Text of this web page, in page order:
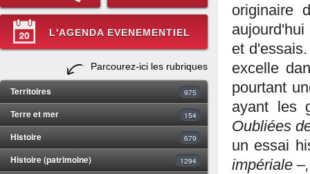
L'AGENDA EVENEMENTIEL
Parcourez-ici les rubriques
Territoires 975
Terre et mer 154
Histoire 679
Histoire (patrimoine) 1294
originaire
et
excelle
pourtant
ayant les
Oubliées
un essai
impériale –,